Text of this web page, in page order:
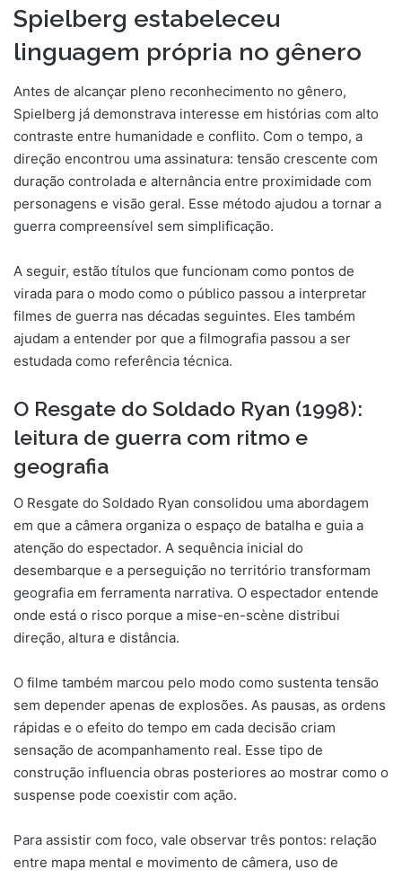
Spielberg estabeleceu
linguagem própria no gênero
Antes de alcançar pleno reconhecimento no gênero,
Spielberg já demonstrava interesse em histórias com alto
contraste entre humanidade e conflito. Com o tempo, a
direção encontrou uma assinatura: tensão crescente com
duração controlada e alternância entre proximidade com
personagens e visão geral. Esse método ajudou a tornar a
guerra compreensível sem simplificação.
A seguir, estão títulos que funcionam como pontos de
virada para o modo como o público passou a interpretar
filmes de guerra nas décadas seguintes. Eles também
ajudam a entender por que a filmografia passou a ser
estudada como referência técnica.
O Resgate do Soldado Ryan (1998):
leitura de guerra com ritmo e
geografia
O Resgate do Soldado Ryan consolidou uma abordagem
em que a câmera organiza o espaço de batalha e guia a
atenção do espectador. A sequência inicial do
desembarque e a perseguição no território transformam
geografia em ferramenta narrativa. O espectador entende
onde está o risco porque a mise-en-scène distribui
direção, altura e distância.
O filme também marcou pelo modo como sustenta tensão
sem depender apenas de explosões. As pausas, as ordens
rápidas e o efeito do tempo em cada decisão criam
sensação de acompanhamento real. Esse tipo de
construção influencia obras posteriores ao mostrar como o
suspense pode coexistir com ação.
Para assistir com foco, vale observar três pontos: relação
entre mapa mental e movimento de câmera, uso de